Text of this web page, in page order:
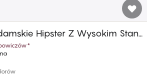
Hipster Z Wysokim Stane
*